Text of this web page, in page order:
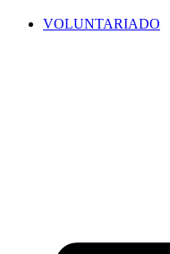
VOLUNTARIADO